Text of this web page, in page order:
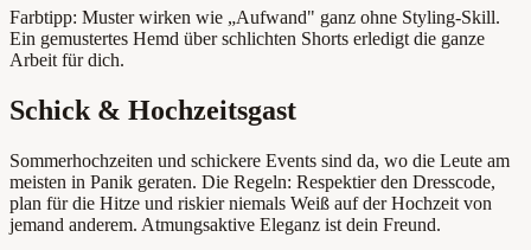
Farbtipp: Muster wirken wie „Aufwand" ganz ohne Styling-Skill.
Ein gemustertes Hemd über schlichten Shorts erledigt die ganze
Arbeit für dich.
Schick & Hochzeitsgast
Sommerhochzeiten und schickere Events sind da, wo die Leute am
meisten in Panik geraten. Die Regeln: Respektier den Dresscode,
plan für die Hitze und riskier niemals Weiß auf der Hochzeit von
jemand anderem. Atmungsaktive Eleganz ist dein Freund.